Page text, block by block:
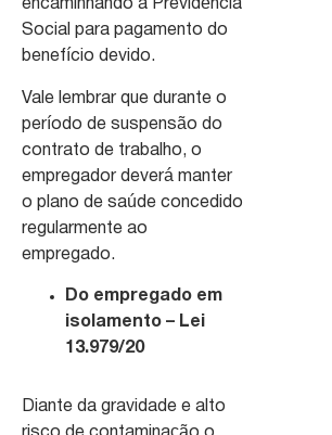
encaminhando a Previdência
Social para pagamento do
benefício devido.
Vale lembrar que durante o
período de suspensão do
contrato de trabalho, o
empregador deverá manter
o plano de saúde concedido
regularmente ao
empregado.
Do empregado em
isolamento – Lei
13.979/20
Diante da gravidade e alto